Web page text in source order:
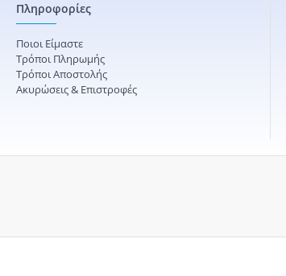
Πληροφορίες
Ποιοι Είμαστε
Τρόποι Πληρωμής
Τρόποι Αποστολής
Ακυρώσεις & Επιστροφές